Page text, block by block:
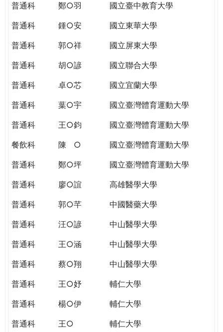
WAGOR
TODAY
THE
WORLD
PUTTING
YOU
THE
CITIZENSHIP
普通科
鄭○羽
國立臺中教育大學
普通科
鍾○安
國立東華大學
普通科
郭○祥
國立屏東大學
普通科
胡○諺
國立聯合大學
普通科
卓○芯
國立宜蘭大學
普通科
葉○宇
國立臺灣體育運動大學
普通科
王○鈞
國立臺灣體育運動大學
餐飲科
陳 ○
國立臺灣體育運動大學
普通科
鄭○坪
國立臺灣體育運動大學
普通科
廖○誼
高雄醫學大學
普通科
郭○芊
中國醫藥大學
普通科
汪○諺
中山醫學大學
普通科
王○涵
中山醫學大學
普通科
蔡○翔
中山醫學大學
普通科
王○妤
輔仁大學
普通科
楊○伊
輔仁大學
普通科
王○
輔仁大學